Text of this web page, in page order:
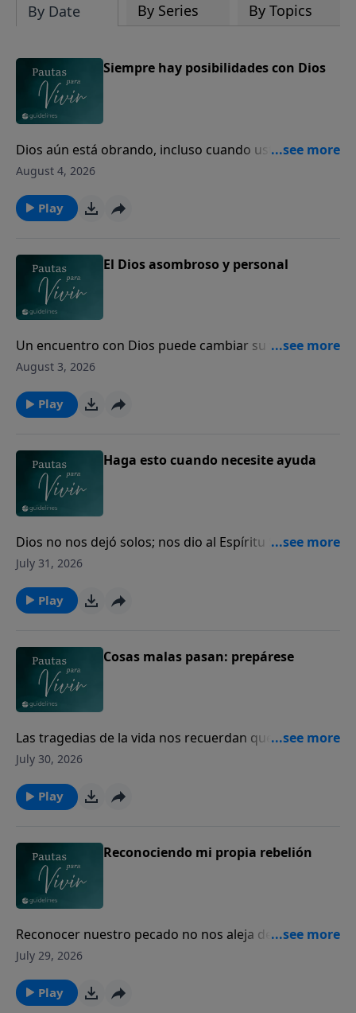
By Date By Series By Topics
Siempre hay posibilidades con Dios
Dios aún está obrando, incluso cuando usted no
puede ver el final.
August 4, 2026
Play
El Dios asombroso y personal
Un encuentro con Dios puede cambiar su vida para
siempre.
August 3, 2026
Play
Haga esto cuando necesite ayuda
Dios no nos dejó solos; nos dio al Espíritu Santo para
guiarnos, fortalecernos y acompañarnos cada día.
July 31, 2026
Play
Cosas malas pasan: prepárese
Las tragedias de la vida nos recuerdan que todos
necesitamos volver nuestro corazón a Dios.
July 30, 2026
Play
Reconociendo mi propia rebelión
Reconocer nuestro pecado no nos aleja de Dios; nos
abre el camino para experimentar Su misericordia y
July 29, 2026
Play